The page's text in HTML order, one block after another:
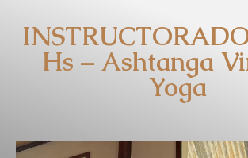
Hs – Ashtanga
Yoga